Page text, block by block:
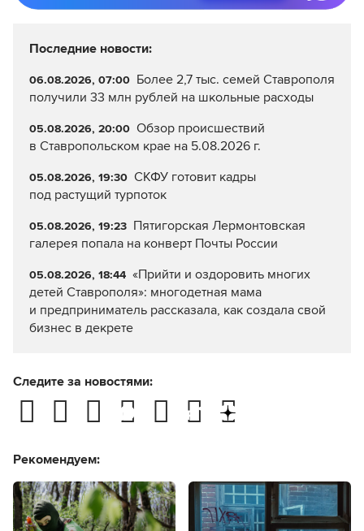
Последние новости:
06.08.2026, 07:00 Более 2,7 тыс. семей Ставрополя
получили 33 млн рублей на школьные расходы
05.08.2026, 20:00 Обзор происшествий
в Ставропольском крае на 5.08.2026 г.
05.08.2026, 19:30 СКФУ готовит кадры
под растущий турпоток
05.08.2026, 19:23 Пятигорская Лермонтовская
галерея попала на конверт Почты России
05.08.2026, 18:44 «Прийти и оздоровить многих
детей Ставрополя»: многодетная мама
и предприниматель рассказала, как создала свой
бизнес в декрете
Следите за новостями:
Рекомендуем: